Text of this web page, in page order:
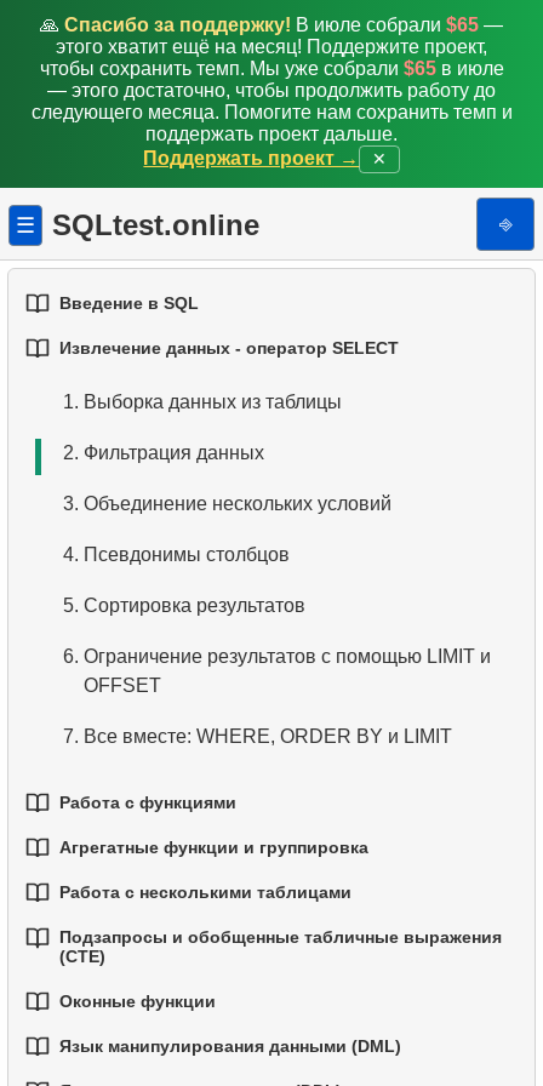
🙏 Спасибо за поддержку! В июле собрали $65 —
этого хватит ещё на месяц! Поддержите проект,
чтобы сохранить темп. Мы уже собрали $65в июле
— этого достаточно, чтобы продолжить работу до
следующего месяца. Помогите нам сохранить темп и
поддержать проект дальше.
Поддержать проект →
✕
☰ SQLtest.online ⎆
Введение в SQL
1.Введение в базы данных
2. Типы баз данных
3. Концепции реляционных баз данных
4. Базовые типы данных
5. Понимание значений NULL в SQL
6. Обзор SQL
Извлечение данных - оператор SELECT
1. Выборка данных из таблицы
2. Фильтрация данных
3. Объединение нескольких условий
4. Псевдонимы столбцов
5. Сортировка результатов
6. Ограничение результатов с помощью LIMIT и
OFFSET
7. Все вместе: WHERE, ORDER BY и LIMIT
Работа с функциями
1.Встроенные функции SQL
Основные строковые функции
3.Основные математические функции
4.Функции даты и времени
Условный оператор
Агрегатные функции и группировка
1.Базовые агрегатные функции
2.Группировка данных
3.Фильтрация агрегированных данных
4.Условная агрегация
Работа с несколькими таблицами
1.Основы соединений (JOIN) в SQL
2.INNER JOIN - Соединение совпадающих строк
3.LEFT JOIN - Включение всех записей из левой
Подзапросы и обобщенные табличные выражения
(CTE)
1.Введение в подзапросы
Подзапросы в предложении WHERE
Оконные функции
1.Оконные функции
Язык манипулирования данными (DML)